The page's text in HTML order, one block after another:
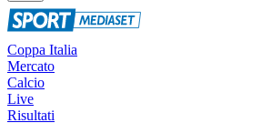
Coppa Italia
Mercato
Calcio
Live
Risultati